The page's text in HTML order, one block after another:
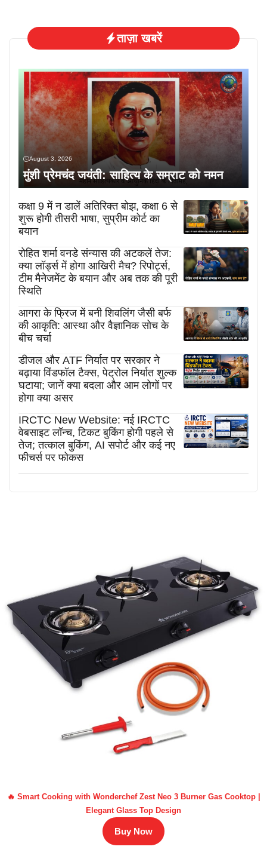
ताज़ा खबरें
August 3, 2026
मुंशी प्रेमचंद जयंती: साहित्य के सम्राट को नमन
कक्षा 9 में न डालें अतिरिक्त बोझ, कक्षा 6 से
शुरू होगी तीसरी भाषा, सुप्रीम कोर्ट का
बयान
रोहित शर्मा वनडे संन्यास की अटकलें तेज:
क्या लॉर्ड्स में होगा आखिरी मैच? रिपोर्ट्स,
टीम मैनेजमेंट के बयान और अब तक की पूरी
स्थिति
आगरा के फ्रिज में बनी शिवलिंग जैसी बर्फ
की आकृति: आस्था और वैज्ञानिक सोच के
बीच चर्चा
डीजल और ATF निर्यात पर सरकार ने
बढ़ाया विंडफॉल टैक्स, पेट्रोल निर्यात शुल्क
घटाया; जानें क्या बदला और आम लोगों पर
होगा क्या असर
IRCTC New Website: नई IRCTC
वेबसाइट लॉन्च, टिकट बुकिंग होगी पहले से
तेज; तत्काल बुकिंग, AI सपोर्ट और कई नए
फीचर्स पर फोकस
🔥 Smart Cooking with Wonderchef Zest Neo 3 Burner Gas Cooktop |
Elegant Glass Top Design
Buy Now